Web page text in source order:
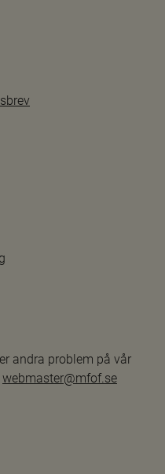
andra problem på vår
webmaster@mfof.se